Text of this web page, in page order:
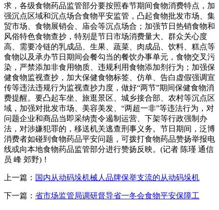
求，各级食物药品监管部分要按照春节期间食物消费特点，加
强沉点区域和沉点场合食物平安监管，凸起食物批发市场、集
贸市场、食物展销会、庙会等沉点场合；加强节日热销食物和
风俗特色食物查抄，特别是节日市场消费量大、群众关心度
高、需要冷链的乳成品、生果、蔬菜、肉成品、饮料、糕点等
食物以及承办节日期间会餐勾当的餐饮办事单元，食物交叉污
染，严禁添加非食用物质、违规利用食物添加剂行为；加强保
健食物监视查抄，加大保健食物标签、仿单、告白虚假强调宣
传等违法违规行为监视查抄力度，做好“两节”期间保健食物消
费提醒。要凸起车坐、旅逛景区、城乡接合部、农村等沉点区
域，加强对批发市场、美容美发、“两超一非”等违法行为，对
问题企业和商品当即采纳责令遏制运营、下架等行政强制办
法，对涉嫌犯罪的，移送机关逃查刑事义务。节日期间，泛博
消费者如碰到食物药品平安问题，可拨打食物药品赞扬举报电
线或向本地食物药品监管部分进行赞扬反映。(记者 陈瑾 通信
员 峰 郊野)！
上一篇： 国内从动码垛机械人品牌保举支流的从动码垛机
下一篇： 省市场监管局调研督导省一冬会食物平安保障工